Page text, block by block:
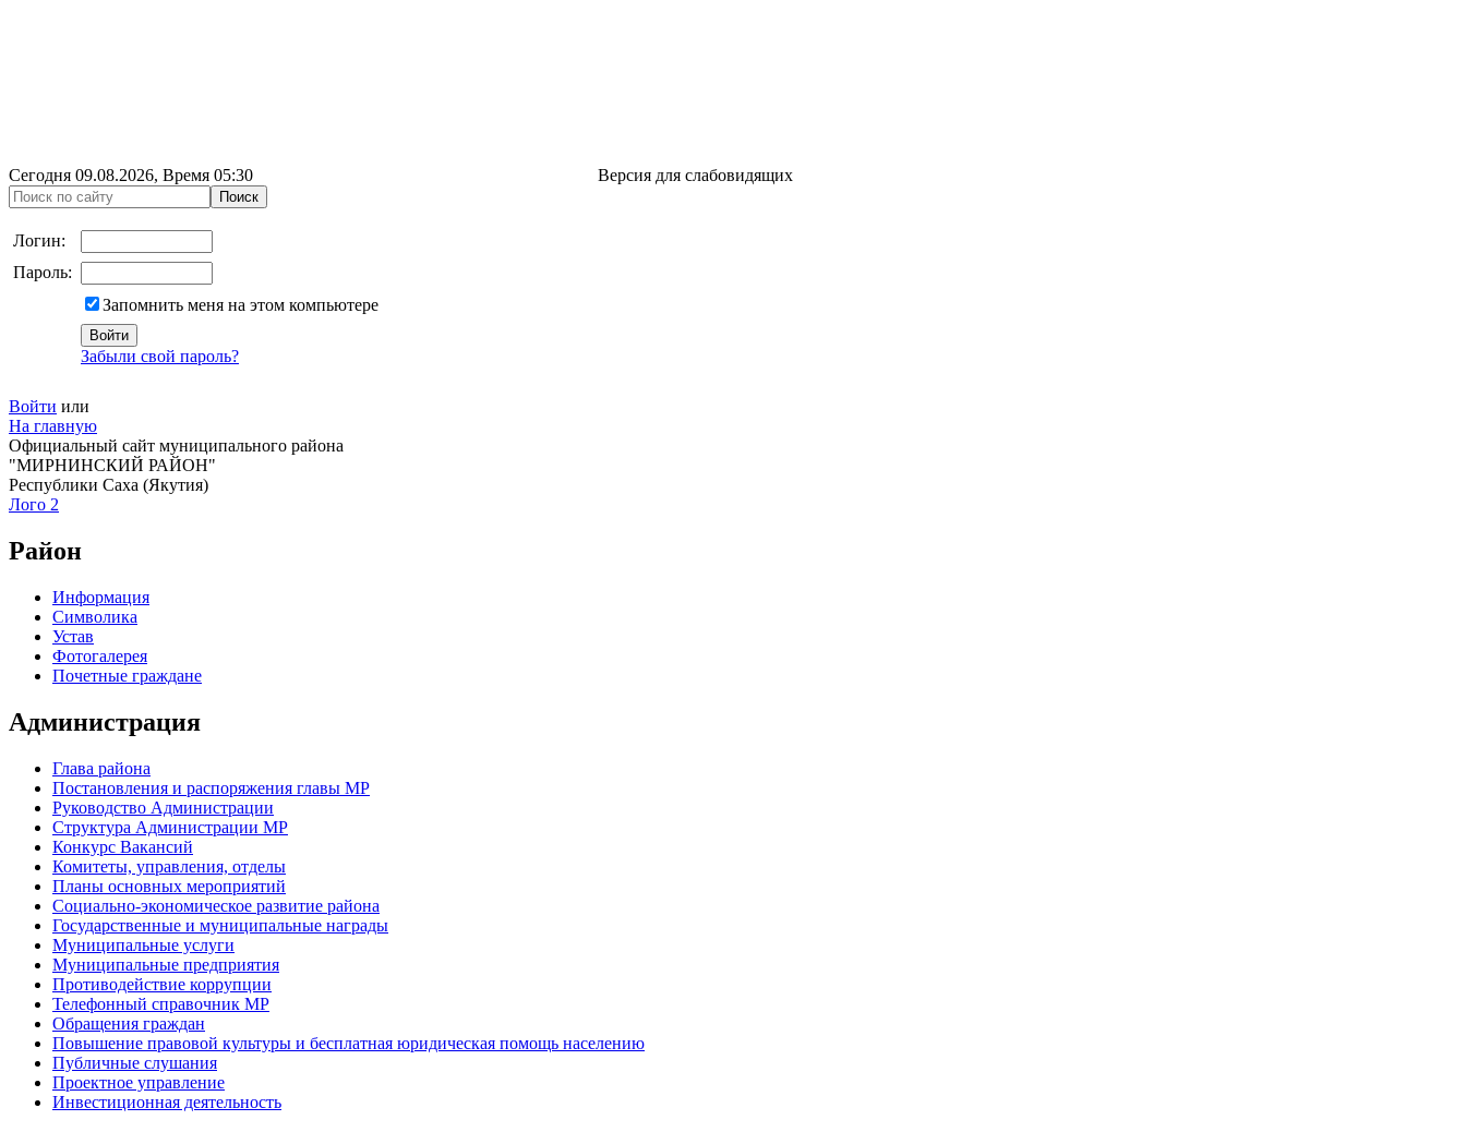
Сегодня 09.08.2026, Время 05:30 Версия для слабовидящих
Логин:
Пароль:
Запомнить меня на этом компьютере
Забыли свой пароль?
Войти или
На главную
Официальный сайт муниципального района
"МИРНИНСКИЙ РАЙОН"
Республики Саха (Якутия)
Лого 2
Район
Информация
Символика
Устав
Фотогалерея
Почетные граждане
Администрация
Глава района
Постановления и распоряжения главы МР
Руководство Администрации
Структура Администрации МР
Конкурс Вакансий
Комитеты, управления, отделы
Планы основных мероприятий
Социально-экономическое развитие района
Государственные и муниципальные награды
Муниципальные услуги
Муниципальные предприятия
Противодействие коррупции
Телефонный справочник МР
Обращения граждан
Повышение правовой культуры и бесплатная юридическая помощь населению
Публичные слушания
Проектное управление
Инвестиционная деятельность